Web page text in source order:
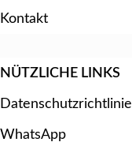
Kontakt
NÜTZLICHE LINKS
Datenschutzrichtlinie
WhatsApp